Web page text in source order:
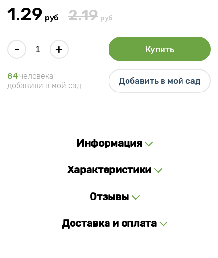
1.29 руб 2.19 руб
- + Купить
84 человека
добавили в мой сад
Добавить в мой сад
Информация
Характеристики
Отзывы
Доставка и оплата